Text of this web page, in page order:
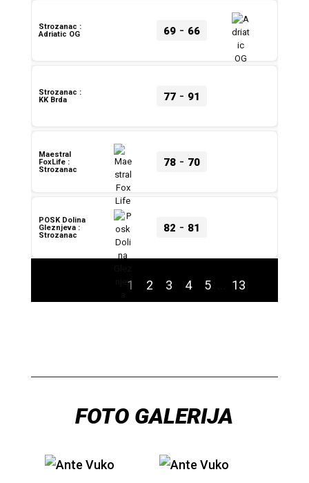
69- 66
Strozanac :
Adriatic OG
77- 91
Strozanac :
KK Brda
78- 70
Maestral
FoxLife :
Strozanac
82 - 81
POSK Dolina
Gleznjeva :
Strozanac
1 2 3 4 5 13
FOTO GALERIJA